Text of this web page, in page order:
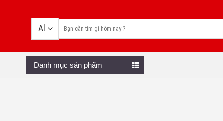
Danh mục sản phẩm